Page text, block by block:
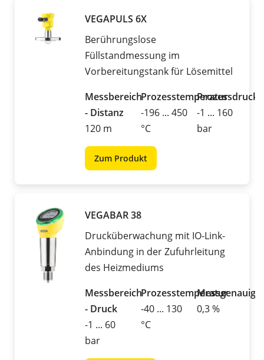
VEGAPULS 6X
Berührungslose
Füllstandmessung im
Vorbereitungstank für Lösemittel
Messbereich
- Distanz
120 m
Prozesstemperatur
-196 ... 450
°C
Prozessdruck
-1 ... 160
bar
Zum Produkt
VEGABAR 38
Drucküberwachung mit IO-Link-
Anbindung in der Zufuhrleitung
des Heizmediums
Messbereich
- Druck
-1 ... 60
bar
Prozesstemperatur
-40 ... 130
°C
0,3 %